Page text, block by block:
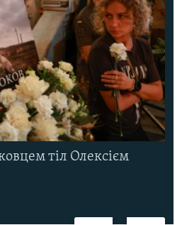
тіл Олексієм